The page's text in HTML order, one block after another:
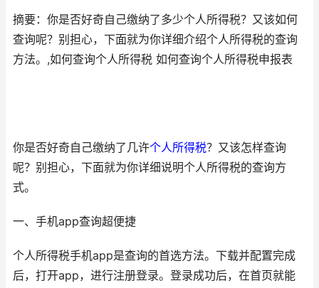
摘要：你是否好奇自己缴纳了多少个人所得税？又该如何
查询呢？别担心，下面就为你详细介绍个人所得税的查询
方法。,如何查询个人所得税 如何查询个人所得税申报表
你是否好奇自己缴纳了几许个人所得税？又该怎样查询
呢？别担心，下面就为你详细说明个人所得税的查询方
式。
一、手机app查询超便捷
个人所得税手机app是查询的首选方法。下载并配置完成
后，打开app，进行注册登录。登录成功后，在首页就能